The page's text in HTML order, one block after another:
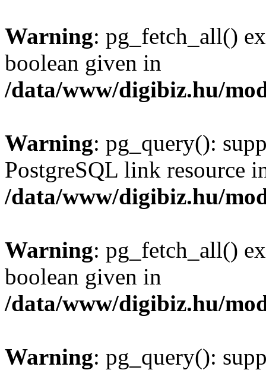
Warning: pg_fetch_all()
boolean given in
/data/www/digibiz.hu/
Warning: pg_query():
PostgreSQL link resource
/data/www/digibiz.hu/
Warning: pg_fetch_all()
boolean given in
/data/www/digibiz.hu/
Warning: pg_query():